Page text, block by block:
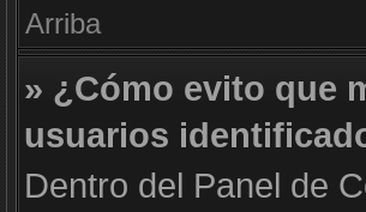
Arriba
» ¿Cómo evito que
usuarios
Dentro del Panel de